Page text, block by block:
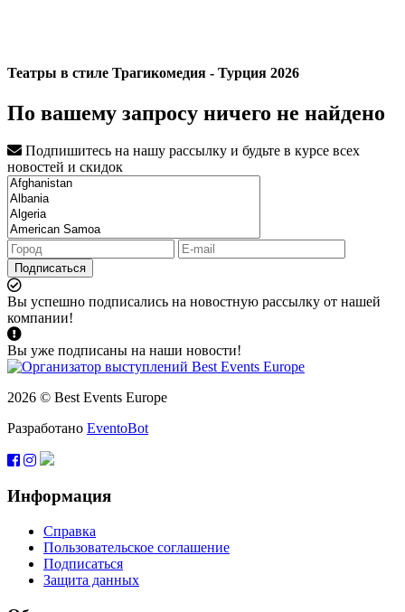
Театры в стиле Трагикомедия - Турция 2026
По вашему запросу ничего не найдено
Подпишитесь на нашу рассылку и будьте в курсе всех
новостей и скидок
Подписаться
Вы успешно подписались на новостную рассылку от нашей
компании!
Вы уже подписаны на наши новости!
2026 © Best Events Europe
Разработано EventoBot
Информация
Справка
Пользовательское соглашение
Подписаться
Защита данных